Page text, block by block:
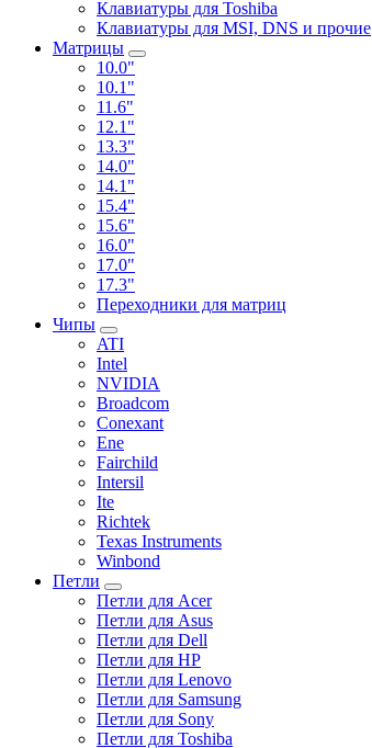
Клавиатуры для Toshiba
Клавиатуры для MSI, DNS и прочие
Матрицы
10.0"
10.1"
11.6"
12.1"
13.3"
14.0"
14.1"
15.4"
15.6"
16.0"
17.0"
17.3"
Переходники для матриц
Чипы
ATI
Intel
NVIDIA
Broadcom
Conexant
Ene
Fairchild
Intersil
Ite
Richtek
Texas Instruments
Winbond
Петли
Петли для Acer
Петли для Asus
Петли для Dell
Петли для HP
Петли для Lenovo
Петли для Samsung
Петли для Sony
Петли для Toshiba